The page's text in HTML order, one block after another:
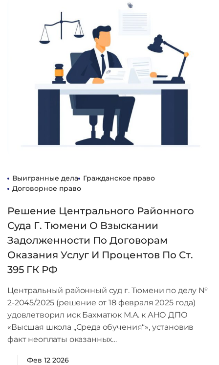
Выигранные дела
Гражданское право
Договорное право
Решение Центрального Районного
Суда Г. Тюмени О Взыскании
Задолженности По Договорам
Оказания Услуг И Процентов По Ст.
395 ГК РФ
Центральный районный суд г. Тюмени по делу №
2-2045/2025 (решение от 18 февраля 2025 года)
удовлетворил иск Бахматюк М.А. к АНО ДПО
«Высшая школа „Среда обучения“», установив
факт неоплаты оказанных…
Фев 12 2026